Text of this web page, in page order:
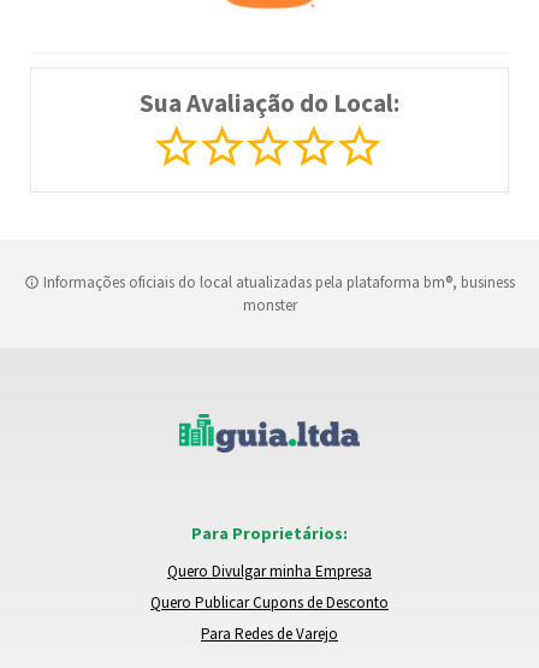
Sua Avaliação do Local:
Informações oficiais do local atualizadas pela plataforma bm®, business
monster
Para Proprietários:
Quero Divulgar minha Empresa
Quero Publicar Cupons de Desconto
Para Redes de Varejo